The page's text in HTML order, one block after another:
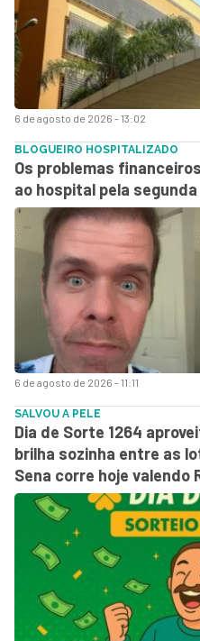
6 de agosto de 2026 - 13:02
6 de agosto de 2026 - 11:11
BLOGUEIRO HOSPITALIZADO
Os problemas
ao hospital pela segunda
SALVOU A PELE
Dia de Sorte 1264
brilha sozinha entre as
Sena corre hoje valendo